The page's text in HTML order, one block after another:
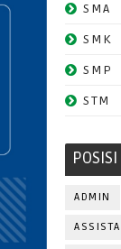
SMA
SMK
SMP
STM
POSISI
ADMIN